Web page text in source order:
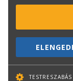
TESTRESZABÁS